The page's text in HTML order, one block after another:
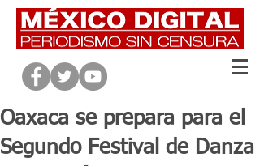
Oaxaca se prepara para el
Segundo Festival de Danza